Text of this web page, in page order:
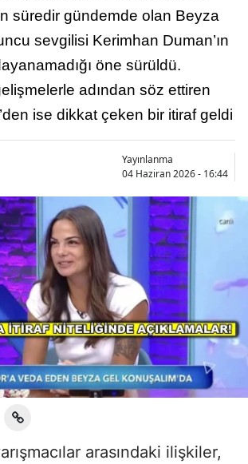
süredir gündemde olan Beyza
sevgilisi Kerimhan Duman’ın
öne sürüldü.
adından söz ettiren
ise dikkat çeken bir itiraf geldi
Yayınlanma
04 Haziran 2026 - 16:44
arasındaki ilişkiler,